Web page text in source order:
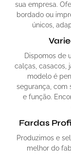
sua empresa.
bordado ou
únicos,
Dispomos de
calças, casacos,
modelo é
segurança, com
e função.
Fardas
Produzimos e
melhor do